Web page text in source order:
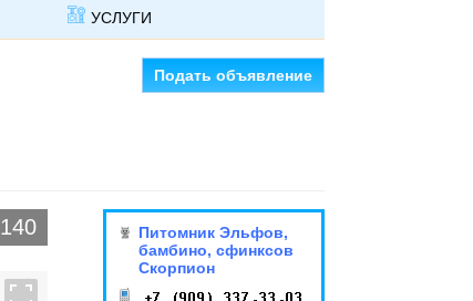
УСЛУГИ
Подать объявление
Питомник Эльфов,
бамбино, сфинксов
Скорпион
140